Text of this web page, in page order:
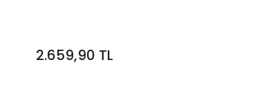
2.659,90 TL